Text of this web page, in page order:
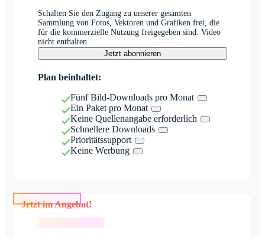
Schalten Sie den Zugang zu unserer gesamten
Sammlung von Fotos, Vektoren und Grafiken frei, die
für die kommerzielle Nutzung freigegeben sind. Video
nicht enthalten.
Jetzt abonnieren
Plan beinhaltet:
Fünf Bild-Downloads pro Monat
Ein Paket pro Monat
Keine Quellenangabe erforderlich
Schnellere Downloads
Prioritätssupport
Keine Werbung
Jetzt im Angebot!